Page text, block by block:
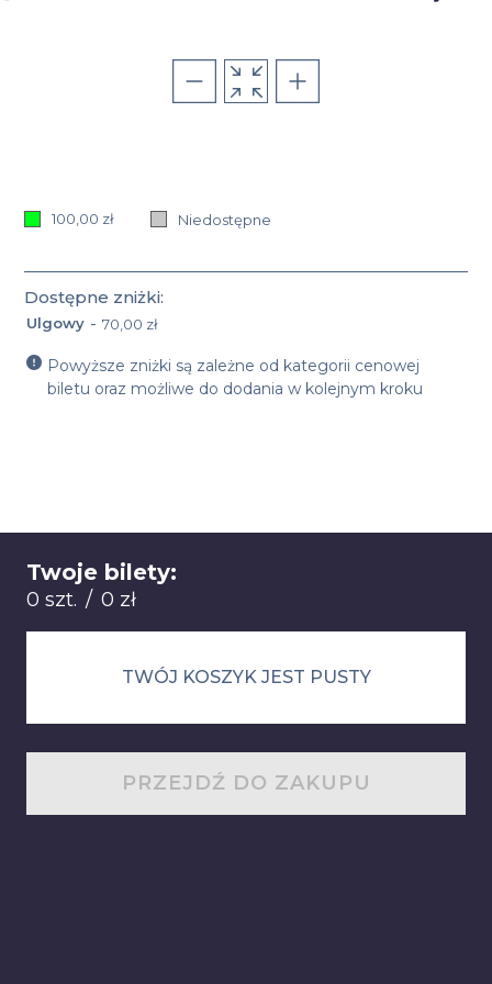
100,00 zł Niedostępne
Dostępne zniżki:
Nazwa oraz cena zniżki: Ulgowy 70,00 zł
Ulgowy - 70,00 zł
Powyższe zniżki są zależne od kategorii cenowej
biletu oraz możliwe do dodania w kolejnym kroku
Twoje bilety:
0 szt. / 0 zł
Łącznie: 0 sztuk 0 zł
TWÓJ KOSZYK JEST PUSTY
PRZEJDŹ DO ZAKUPU